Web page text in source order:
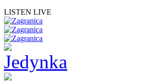
LISTEN LIVE